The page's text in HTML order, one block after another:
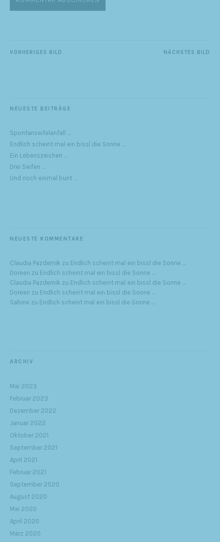
NÄCHSTES BILD
VORHERIGES BILD
NEUESTE BEITRÄGE
Spontanseifelanfall …
Endlich scheint mal ein bissl die Sonne …
Ein Lebenszeichen …
Drei Seifen …
Und noch einmal bunt …
NEUESTE KOMMENTARE
Claudia Pazdernik zu Endlich scheint mal ein bissl die Sonne …
Doreen zu Endlich scheint mal ein bissl die Sonne …
Claudia Pazdernik zu Endlich scheint mal ein bissl die Sonne …
Doreen zu Endlich scheint mal ein bissl die Sonne …
Sabine zu Endlich scheint mal ein bissl die Sonne …
ARCHIV
Mai 2023
Februar 2023
Dezember 2022
Januar 2022
Oktober 2021
September 2021
April 2021
Februar 2021
September 2020
August 2020
Mai 2020
April 2020
März 2020